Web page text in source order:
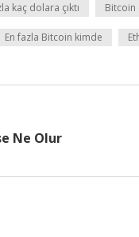
kaç dolara çıktı Bitcoin
En fazla Bitcoin kimde
Ne Olur